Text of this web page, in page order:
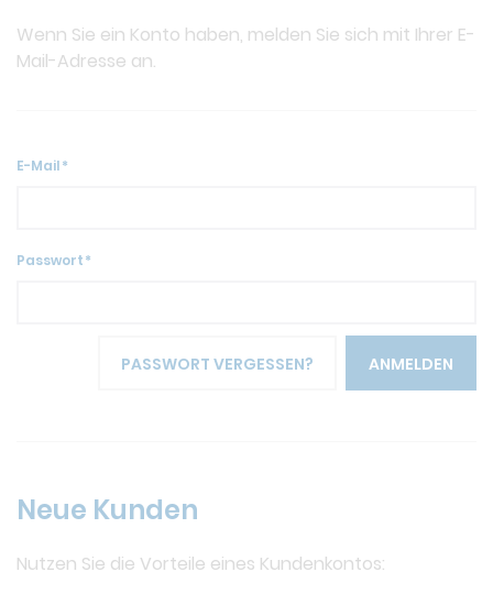
Wenn Sie ein Konto haben, melden Sie sich mit Ihrer E-
Mail-Adresse an.
E-Mail
Passwort
ANMELDEN
PASSWORT VERGESSEN?
Neue Kunden
Nutzen Sie die Vorteile eines Kundenkontos: